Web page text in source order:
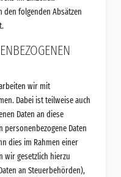
den folgenden Absätzen
wir mit
Dabei ist teilweise auch
Daten an diese
Daten
dies im Rahmen einer
wir gesetzlich hierzu
an Steuerbehörden),